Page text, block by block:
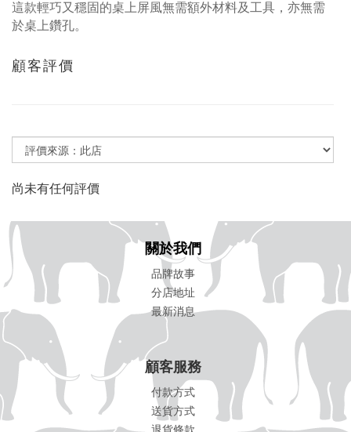
這款輕巧又穩固的桌上屏風無需額外材料及工具，亦無需
於桌上鑽孔。
顧客評價
尚未有任何評價
關於我們
品牌故事
分店地址
最新消息
顧客服務
付款方式
送貨方式